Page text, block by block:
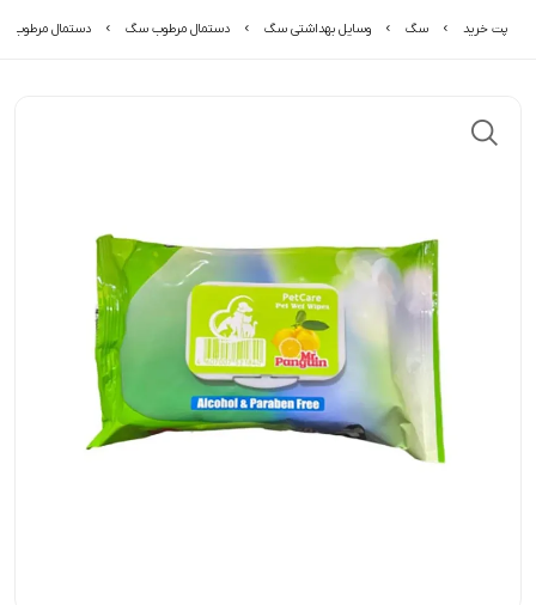
پت خرید سگ وسایل بهداشتی سگ دستمال مرطوب سگ دستمال مرطوب